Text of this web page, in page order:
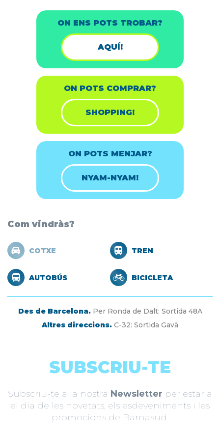
ON ENS POTS TROBAR?
AQUÍ!
ON POTS COMPRAR?
SHOPPING!
ON POTS MENJAR?
NYAM-NYAM!
Com vindràs?
COTXE TREN
AUTOBÚS BICICLETA
Des de Barcelona.Per Ronda de Dalt: Sortida 48A
Altres direccions. C-32: Sortida Gavà
SUBSCRIU-TE
Subscriu-te a la nostra Newsletter per estar a
el dia de les novetats, els esdeveniments i les
promocions de Barnasud.